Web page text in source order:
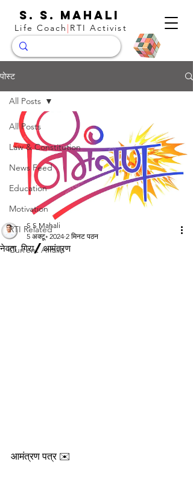
S. S. Mahali
Life Coach | RTI Activist
पोस्ट
All Posts
Law & Constitution
News Feed
Education
Motivation
RTI Related
Current Affairs
All Posts
नेवता गिरा/आमंत्रण
S S Mahali
5 अक्टू॰ 2024 2 मिनट पठन
आमंत्रण पत्र ✉️